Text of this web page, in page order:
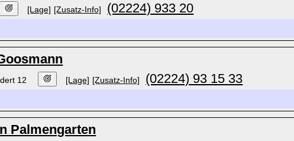
[Lage] [Zusatz-Info] (02224) 933 20
12 [Lage] [Zusatz-Info] (02224) 93 15 33
Palmengarten